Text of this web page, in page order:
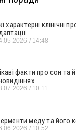
характерні клінічні
14:48
факти про сон та
10:11
меду та його
10:52